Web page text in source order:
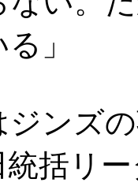
」
ンズ
括リ